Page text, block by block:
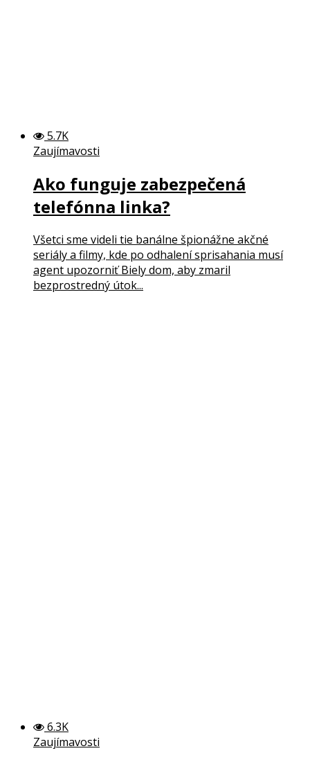
5.7K
Zaujímavosti
Ako funguje zabezpečená
telefónna linka?
Všetci sme videli tie banálne špionážne akčné
seriály a filmy, kde po odhalení sprisahania musí
agent upozorniť Biely dom, aby zmaril
bezprostredný útok...
6.3K
Zaujímavosti